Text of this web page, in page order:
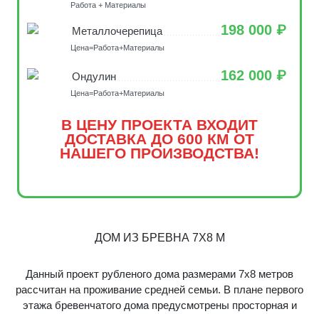
Работа + Материалы
Металлочерепица 198 000 ₽
Цена=Работа+Материалы
Ондулин 162 000 ₽
Цена=Работа+Материалы
В ЦЕНУ ПРОЕКТА ВХОДИТ
ДОСТАВКА ДО 600 КМ ОТ
НАШЕГО ПРОИЗВОДСТВА!
ДОМ ИЗ БРЕВНА 7Х8 М
Данный проект рубленого дома размерами 7х8 метров
рассчитан на проживание средней семьи. В плане первого
этажа бревенчатого дома предусмотрены просторная и